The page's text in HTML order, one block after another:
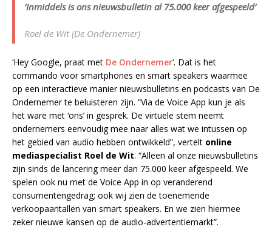
‘Inmiddels is ons nieuwsbulletin al 75.000 keer afgespeeld’
Roel de Wit (De Ondernemer)
‘Hey Google, praat met De Ondernemer‘. Dat is het
commando voor smartphones en smart speakers waarmee
op een interactieve manier nieuwsbulletins en podcasts van De
Ondernemer te beluisteren zijn. “Via de Voice App kun je als
het ware met ‘ons’ in gesprek. De virtuele stem neemt
ondernemers eenvoudig mee naar alles wat we intussen op
het gebied van audio hebben ontwikkeld”, vertelt online
mediaspecialist Roel de Wit. “Alleen al onze nieuwsbulletins
zijn sinds de lancering meer dan 75.000 keer afgespeeld. We
spelen ook nu met de Voice App in op veranderend
consumentengedrag; ook wij zien de toenemende
verkoopaantallen van smart speakers. En we zien hiermee
zeker nieuwe kansen op de audio-advertentiemarkt”.